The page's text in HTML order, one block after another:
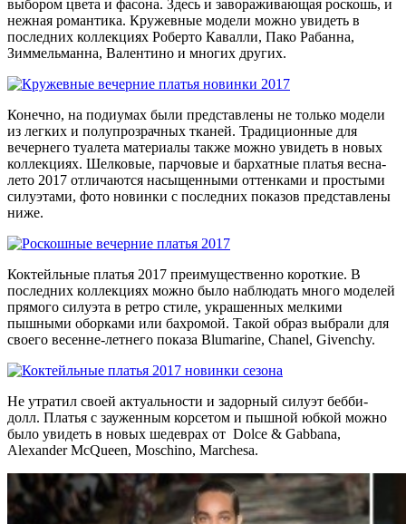
выбором цвета и фасона. Здесь и завораживающая роскошь, и
нежная романтика. Кружевные модели можно увидеть в
последних коллекциях Роберто Кавалли, Пако Рабанна,
Зиммельманна, Валентино и многих других.
Конечно, на подиумах были представлены не только модели
из легких и полупрозрачных тканей. Традиционные для
вечернего туалета материалы также можно увидеть в новых
коллекциях. Шелковые, парчовые и бархатные платья весна-
лето 2017 отличаются насыщенными оттенками и простыми
силуэтами, фото новинки с последних показов представлены
ниже.
Коктейльные платья 2017 преимущественно короткие. В
последних коллекциях можно было наблюдать много моделей
прямого силуэта в ретро стиле, украшенных мелкими
пышными оборками или бахромой. Такой образ выбрали для
своего весенне-летнего показа Blumarine, Chanel, Givenchy.
Не утратил своей актуальности и задорный силуэт бебби-
долл. Платья с зауженным корсетом и пышной юбкой можно
было увидеть в новых шедеврах от Dolce & Gabbana,
Alexander McQueen, Moschino, Marchesa.